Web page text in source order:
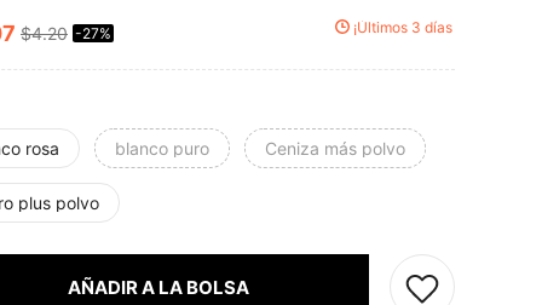
AND AVAILABILITY
$4.20 -27% ¡Últimos 3 días
rosa blanco puro Ceniza más polvo
plus polvo
AÑADIR A LA BOLSA